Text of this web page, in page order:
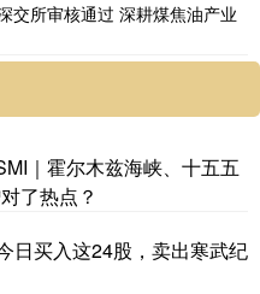
交所审核通过 深耕煤焦油产业
｜霍尔木兹海峡、十五五
了热点？
日买入这24股，卖出寒武纪